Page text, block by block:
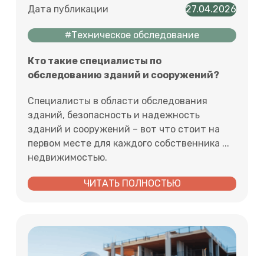
Дата публикации 27.04.2026
#Техническое обследование
Кто такие специалисты по
обследованию зданий и сооружений?
Специалисты в области обследования
зданий, безопасность и надежность
зданий и сооружений – вот что стоит на
первом месте для каждого собственника ...
недвижимостью.
ЧИТАТЬ ПОЛНОСТЬЮ